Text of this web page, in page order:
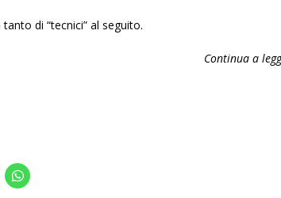
di “tecnici” al seguito.
Continua a